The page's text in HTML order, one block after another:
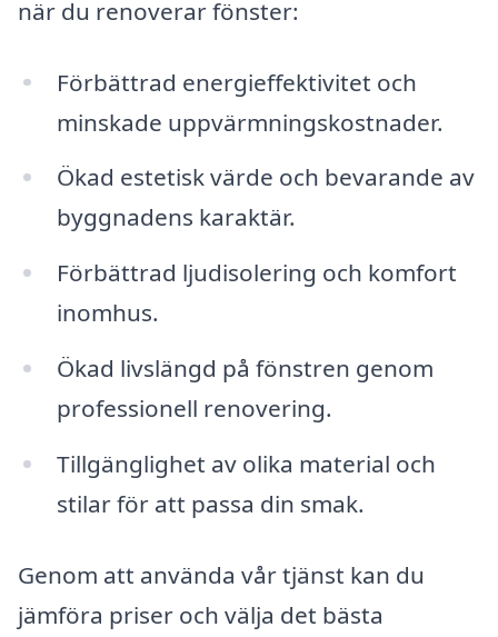
när du renoverar fönster:
Förbättrad energieffektivitet och
minskade uppvärmningskostnader.
Ökad estetisk värde och bevarande av
byggnadens karaktär.
Förbättrad ljudisolering och komfort
inomhus.
Ökad livslängd på fönstren genom
professionell renovering.
Tillgänglighet av olika material och
stilar för att passa din smak.
Genom att använda vår tjänst kan du
jämföra priser och välja det bästa